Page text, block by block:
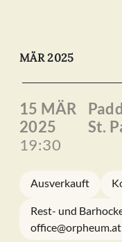
MÄR 2025
15 MÄR
2025
19:30
St.
Ausverkauft
Rest- und
office@orpheum.at